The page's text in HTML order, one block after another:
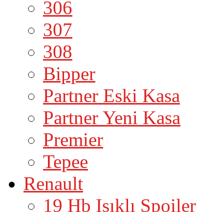
306
307
308
Bipper
Partner Eski Kasa
Partner Yeni Kasa
Premier
Tepee
Renault
19 Hb Işıklı Spoiler